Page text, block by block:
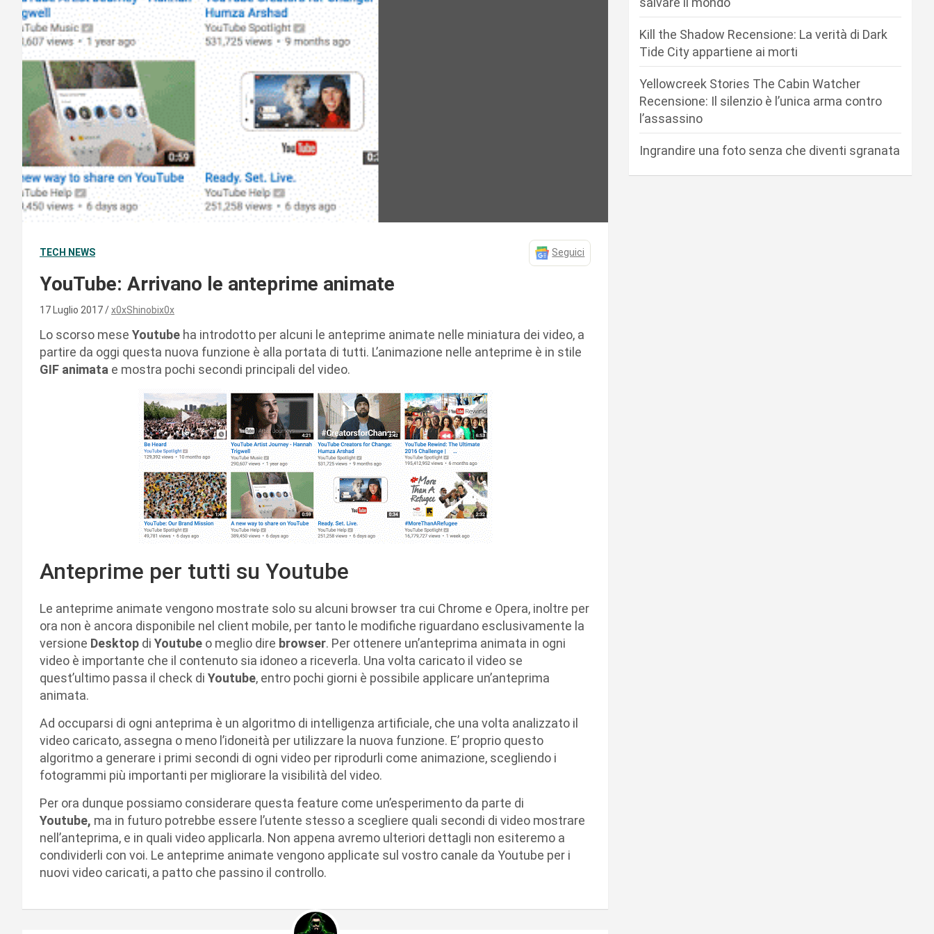
TECH NEWS Seguici
YouTube: Arrivano le anteprime animate
17 Luglio 2017 x0xShinobix0x
Lo scorso mese Youtube ha introdotto per alcuni le anteprime animate nelle miniatura dei video, a
partire da oggi questa nuova funzione è alla portata di tutti. L’animazione nelle anteprime è in stile
GIF animata e mostra pochi secondi principali del video.
Anteprime per tutti su Youtube
Le anteprime animate vengono mostrate solo su alcuni browser tra cui Chrome e Opera, inoltre per
ora non è ancora disponibile nel client mobile, per tanto le modifiche riguardano esclusivamente la
versione Desktop di Youtube o meglio dire browser. Per ottenere un’anteprima animata in ogni
video è importante che il contenuto sia idoneo a riceverla. Una volta caricato il video se
quest’ultimo passa il check di Youtube, entro pochi giorni è possibile applicare un’anteprima
animata.
Ad occuparsi di ogni anteprima è un algoritmo di intelligenza artificiale, che una volta analizzato il
video caricato, assegna o meno l’idoneità per utilizzare la nuova funzione. E’ proprio questo
algoritmo a generare i primi secondi di ogni video per riprodurli come animazione, scegliendo i
fotogrammi più importanti per migliorare la visibilità del video.
Per ora dunque possiamo considerare questa feature come un’esperimento da parte di
Youtube, ma in futuro potrebbe essere l’utente stesso a scegliere quali secondi di video mostrare
nell’anteprima, e in quali video applicarla. Non appena avremo ulteriori dettagli non esiteremo a
condividerli con voi. Le anteprime animate vengono applicate sul vostro canale da Youtube per i
nuovi video caricati, a patto che passino il controllo.
Kill the Shadow Recensione: La verità di Dark
Tide City appartiene ai morti
Yellowcreek Stories The Cabin Watcher
Recensione: Il silenzio è l’unica arma contro
l’assassino
Ingrandire una foto senza che diventi sgranata